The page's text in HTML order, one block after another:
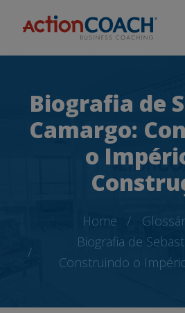
Biografia de
Camargo:
o
Home
Biografia de
Construindo o